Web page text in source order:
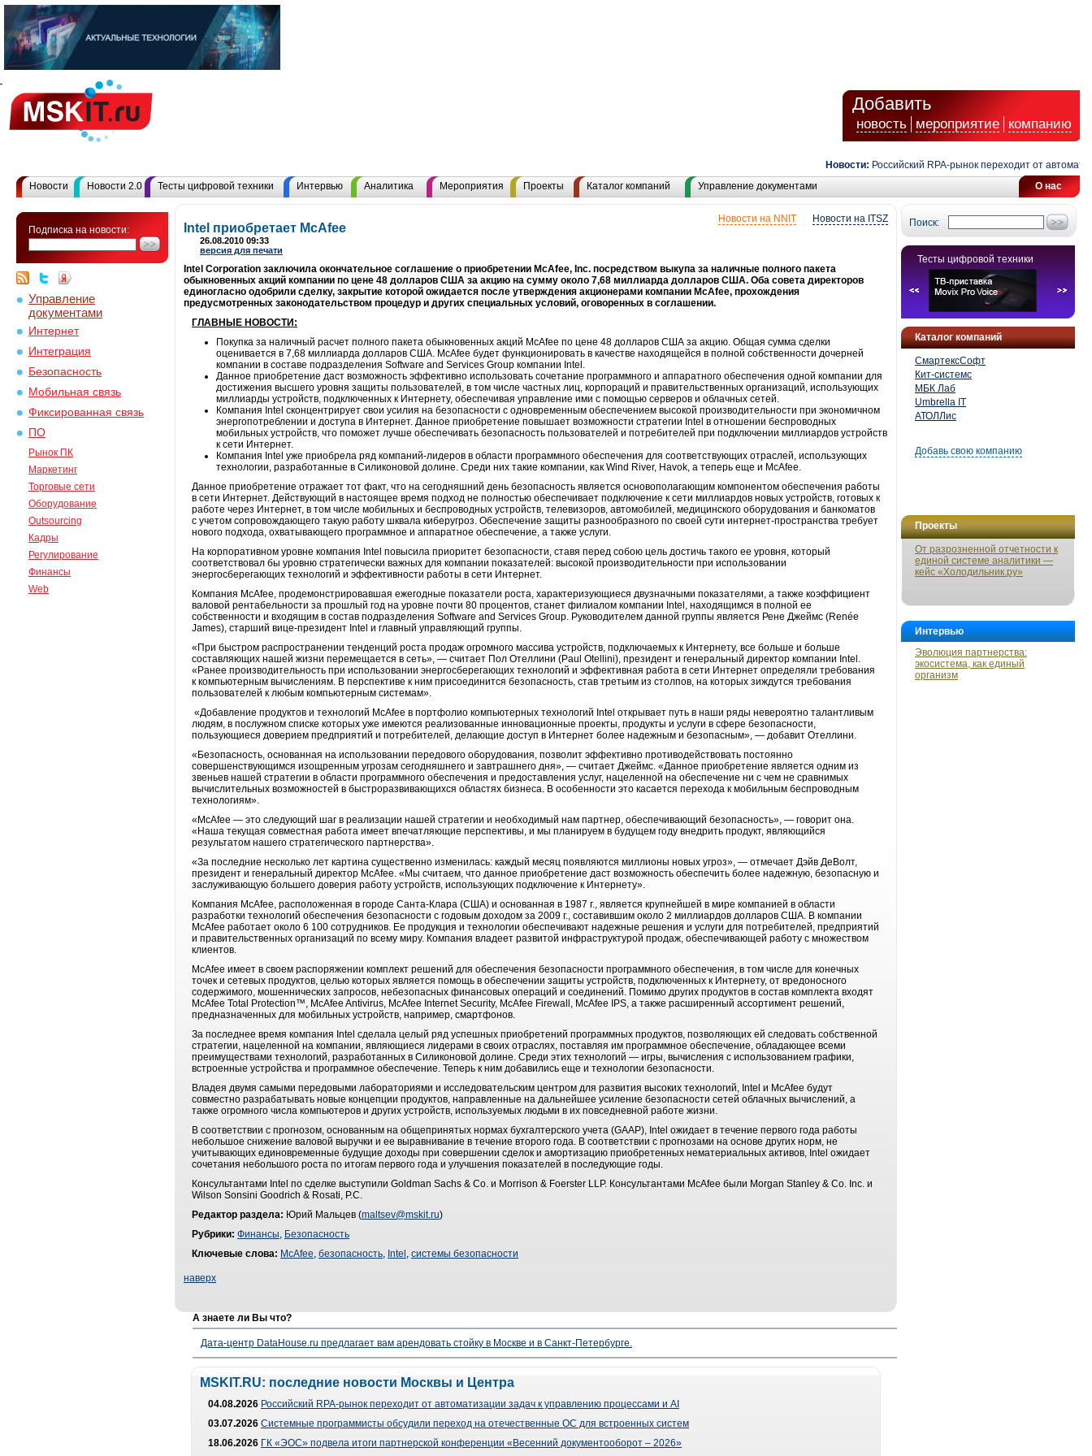
Добавить
новость мероприятие компанию
Новости: Российский RPA-рынок переходит от
О нас
Новости Новости 2.0 Тесты цифровой техники Интервью Аналитика Мероприятия Проекты Каталог компаний Управление документами
Подписка на новости:
Управление
документами
Интернет
Интеграция
Безопасность
Мобильная связь
Фиксированная связь
ПО
Рынок ПК
Маркетинг
Торговые сети
Оборудование
Outsourcing
Кадры
Регулирование
Финансы
Web
Поиск:
Тесты цифровой техники
Каталог компаний
СмартексСофт
Кит-системс
МБК Лаб
Umbrella IT
АТОЛЛис
Добавь свою компанию
Проекты
От разрозненной отчетности к
единой системе аналитики —
кейс «Холодильник.ру»
Интервью
Эволюция партнерства:
экосистема, как единый
организм
Новости на ITSZ
Новости на NNIT
Intel приобретает McAfee
26.08.2010 09:33
версия для печати
Intel Corporation заключила окончательное соглашение о приобретении McAfee, Inc. посредством выкупа за наличные полного пакета
обыкновенных акций компании по цене 48 долларов США за акцию на сумму около 7,68 миллиарда долларов США. Оба совета директоров
единогласно одобрили сделку, закрытие которой ожидается после утверждения акционерами компании McAfee, прохождения
предусмотренных законодательством процедур и других специальных условий, оговоренных в соглашении.
ГЛАВНЫЕ НОВОСТИ:
Покупка за наличный расчет полного пакета обыкновенных акций McAfee по цене 48 долларов США за акцию. Общая сумма сделки
оценивается в 7,68 миллиарда долларов США. McAfee будет функционировать в качестве находящейся в полной собственности дочерней
компании в составе подразделения Software and Services Group компании Intel.
Данное приобретение даст возможность эффективно использовать сочетание программного и аппаратного обеспечения одной компании для
достижения высшего уровня защиты пользователей, в том числе частных лиц, корпораций и правительственных организаций, использующих
миллиарды устройств, подключенных к Интернету, обеспечивая управление ими с помощью серверов и облачных сетей.
Компания Intel сконцентрирует свои усилия на безопасности с одновременным обеспечением высокой производительности при экономичном
энергопотреблении и доступа в Интернет. Данное приобретение повышает возможности стратегии Intel в отношении беспроводных
мобильных устройств, что поможет лучше обеспечивать безопасность пользователей и потребителей при подключении миллиардов устройств
к сети Интернет.
Компания Intel уже приобрела ряд компаний-лидеров в области программного обеспечения для соответствующих отраслей, использующих
технологии, разработанные в Силиконовой долине. Среди них такие компании, как Wind River, Havok, а теперь еще и McAfee.
Данное приобретение отражает тот факт, что на сегодняшний день безопасность является основополагающим компонентом обеспечения работы
в сети Интернет. Действующий в настоящее время подход не полностью обеспечивает подключение к сети миллиардов новых устройств, готовых к
работе через Интернет, в том числе мобильных и беспроводных устройств, телевизоров, автомобилей, медицинского оборудования и банкоматов
с учетом сопровождающего такую работу шквала киберугроз. Обеспечение защиты разнообразного по своей сути интернет-пространства требует
нового подхода, охватывающего программное и аппаратное обеспечение, а также услуги.
На корпоративном уровне компания Intel повысила приоритет безопасности, ставя перед собою цель достичь такого ее уровня, который
соответствовал бы уровню стратегически важных для компании показателей: высокой производительности при использовании
энергосберегающих технологий и эффективности работы в сети Интернет.
Компания McAfee, продемонстрировавшая ежегодные показатели роста, характеризующиеся двузначными показателями, а также коэффициент
валовой рентабельности за прошлый год на уровне почти 80 процентов, станет филиалом компании Intel, находящимся в полной ее
собственности и входящим в состав подразделения Software and Services Group. Руководителем данной группы является Рене Джеймс (Renée
James), старший вице-президент Intel и главный управляющий группы.
«При быстром распространении тенденций роста продаж огромного массива устройств, подключаемых к Интернету, все больше и больше
составляющих нашей жизни перемещается в сеть», ― считает Пол Отеллини (Paul Otellini), президент и генеральный директор компании Intel.
«Ранее производительность при использовании энергосберегающих технологий и эффективная работа в сети Интернет определяли требования
к компьютерным вычислениям. В перспективе к ним присоединится безопасность, став третьим из столпов, на которых зиждутся требования
пользователей к любым компьютерным системам».
«Добавление продуктов и технологий McAfee в портфолио компьютерных технологий Intel открывает путь в наши ряды невероятно талантливым
людям, в послужном списке которых уже имеются реализованные инновационные проекты, продукты и услуги в сфере безопасности,
пользующиеся доверием предприятий и потребителей, делающие доступ в Интернет более надежным и безопасным», ― добавит Отеллини.
«Безопасность, основанная на использовании передового оборудования, позволит эффективно противодействовать постоянно
совершенствующимся изощренным угрозам сегодняшнего и завтрашнего дня», ― считает Джеймс. «Данное приобретение является одним из
звеньев нашей стратегии в области программного обеспечения и предоставления услуг, нацеленной на обеспечение ни с чем не сравнимых
вычислительных возможностей в быстроразвивающихся областях бизнеса. В особенности это касается перехода к мобильным беспроводным
технологиям».
«McAfee ― это следующий шаг в реализации нашей стратегии и необходимый нам партнер, обеспечивающий безопасность», ― говорит она.
«Наша текущая совместная работа имеет впечатляющие перспективы, и мы планируем в будущем году внедрить продукт, являющийся
результатом нашего стратегического партнерства».
«За последние несколько лет картина существенно изменилась: каждый месяц появляются миллионы новых угроз», ― отмечает Дэйв ДеВолт,
президент и генеральный директор McAfee. «Мы считаем, что данное приобретение даст возможность обеспечить более надежную, безопасную и
заслуживающую большего доверия работу устройств, использующих подключение к Интернету».
Компания McAfee, расположенная в городе Санта-Клара (США) и основанная в 1987 г., является крупнейшей в мире компанией в области
разработки технологий обеспечения безопасности с годовым доходом за 2009 г., составившим около 2 миллиардов долларов США. В компании
McAfee работает около 6 100 сотрудников. Ее продукция и технологии обеспечивают надежные решения и услуги для потребителей, предприятий
и правительственных организаций по всему миру. Компания владеет развитой инфраструктурой продаж, обеспечивающей работу с множеством
клиентов.
McAfee имеет в своем распоряжении комплект решений для обеспечения безопасности программного обеспечения, в том числе для конечных
точек и сетевых продуктов, целью которых является помощь в обеспечении защиты устройств, подключенных к Интернету, от вредоносного
содержимого, мошеннических запросов, небезопасных финансовых операций и соединений. Помимо других продуктов в состав комплекта входят
McAfee Total Protection™, McAfee Antivirus, McAfee Internet Security, McAfee Firewall, McAfee IPS, а также расширенный ассортимент решений,
предназначенных для мобильных устройств, например, смартфонов.
За последнее время компания Intel сделала целый ряд успешных приобретений программных продуктов, позволяющих ей следовать собственной
стратегии, нацеленной на компании, являющиеся лидерами в своих отраслях, поставляя им программное обеспечение, обладающее всеми
преимуществами технологий, разработанных в Силиконовой долине. Среди этих технологий — игры, вычисления с использованием графики,
встроенные устройства и программное обеспечение. Теперь к ним добавились еще и технологии безопасности.
Владея двумя самыми передовыми лабораториями и исследовательским центром для развития высоких технологий, Intel и McAfee будут
совместно разрабатывать новые концепции продуктов, направленные на дальнейшее усиление безопасности сетей облачных вычислений, а
также огромного числа компьютеров и других устройств, используемых людьми в их повседневной работе жизни.
В соответствии с прогнозом, основанным на общепринятых нормах бухгалтерского учета (GAAP), Intel ожидает в течение первого года работы
небольшое снижение валовой выручки и ее выравнивание в течение второго года. В соответствии с прогнозами на основе других норм, не
учитывающих единовременные будущие доходы при совершении сделок и амортизацию приобретенных нематериальных активов, Intel ожидает
сочетания небольшого роста по итогам первого года и улучшения показателей в последующие годы.
Консультантами Intel по сделке выступили Goldman Sachs & Co. и Morrison & Foerster LLP. Консультантами McAfee были Morgan Stanley & Co. Inc. и
Wilson Sonsini Goodrich & Rosati, P.C.
Редактор раздела: Юрий Мальцев (maltsev@mskit.ru)
Рубрики: Финансы, Безопасность
Ключевые слова: McAfee, безопасность, Intel , системы безопасности
наверх
А знаете ли Вы что?
Дата-центр DataHouse.ru предлагает вам арендовать стойку в Москве и в Санкт-Петербурге.
MSKIT.RU: последние новости Москвы и Центра
04.08.2026 Российский RPA-рынок переходит от автоматизации задач к управлению процессами и AI
03.07.2026 Системные программисты обсудили переход на отечественные ОС для встроенных систем
18.06.2026 ГК «ЭОС» подвела итоги партнерской конференции «Весенний документооборот – 2026»